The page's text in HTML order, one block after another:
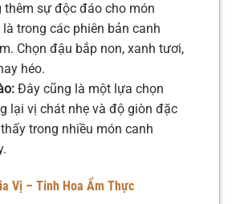
thêm sự độc đáo cho món
trong các phiên bản canh
Chọn đậu bắp non, xanh tươi,
héo.
Đây cũng là một lựa chọn
lại vị chát nhẹ và độ giòn đặc
trong nhiều món canh
Vị – Tinh Hoa Ẩm Thực